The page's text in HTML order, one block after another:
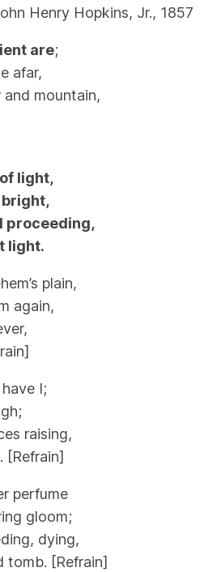
Henry Hopkins, Jr., 1857
are;
afar,
mountain,
light,
proceeding,
light.
plain,
again,
I;
raising,
[Refrain]
perfume
gloom;
dying,
tomb. [Refrain]